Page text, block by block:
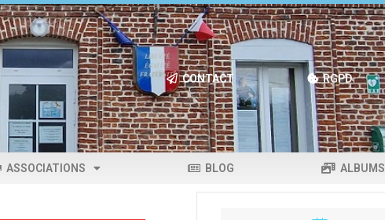
CONTACT RGPD
ASSOCIATIONS BLOG ALBUMS